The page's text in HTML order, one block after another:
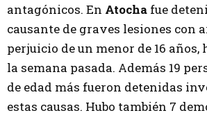
antagónicos. En Atocha fue
causante de graves lesiones con
perjuicio de un menor de 16
la semana pasada. Además 19
de edad más fueron detenidas
estas causas. Hubo también 7